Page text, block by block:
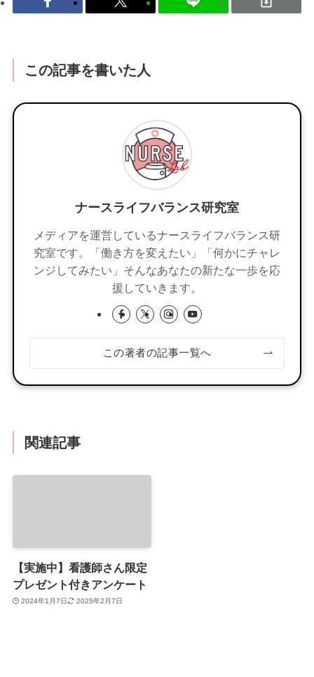
この記事を書いた人
ナースライフバランス研究室
メディアを運営しているナースライフバランス研
究室です。「働き方を変えたい」「何かにチャレ
ンジしてみたい」そんなあなたの新たな一歩を応
援していきます。
この著者の記事一覧へ
関連記事
【実施中】看護師さん限定
プレゼント付きアンケート
2024年1月7日 2025年2月7日